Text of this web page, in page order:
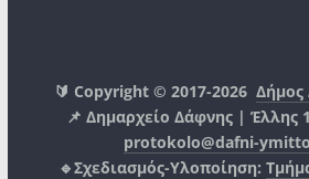
🔰 Copyright © 2017-2026Δήμος
📌 Δημαρχείο Δάφνης | Έλλης
protokolo@dafni-
🔹Σχεδιασμός-Υλοποίηση: